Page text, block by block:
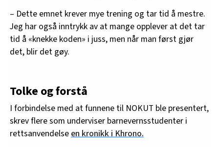
– Dette emnet krever mye trening og tar tid å mestre.
Jeg har også inntrykk av at mange opplever at det tar
tid å «knekke koden» i juss, men når man først gjør
det, blir det gøy.
Tolke og forstå
I forbindelse med at funnene til NOKUT ble presentert,
skrev flere som underviser barnevernsstudenter i
rettsanvendelse en kronikk i Khrono.